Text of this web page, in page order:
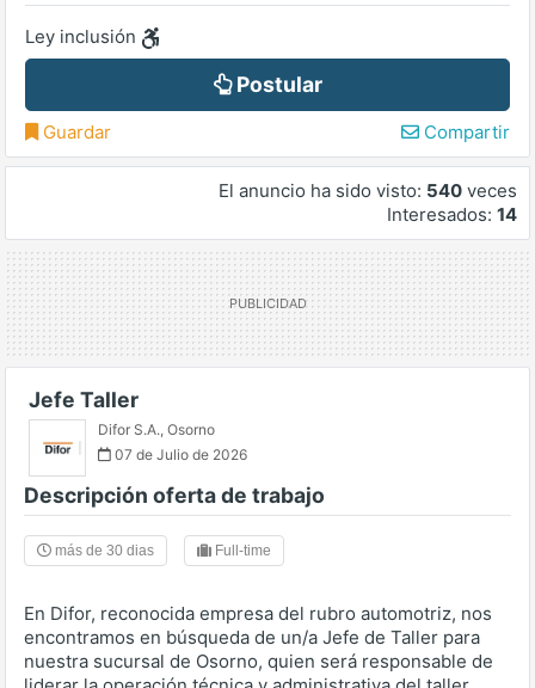
Ley inclusión
Postular
Guardar Compartir
El anuncio ha sido visto: 540 veces
Interesados: 14
Jefe Taller
Difor S.A., Osorno
07 de Julio de 2026
Descripción oferta de trabajo
más de 30 dias Full-time
En Difor, reconocida empresa del rubro automotriz, nos
encontramos en búsqueda de un/a Jefe de Taller para
nuestra sucursal de Osorno, quien será responsable de